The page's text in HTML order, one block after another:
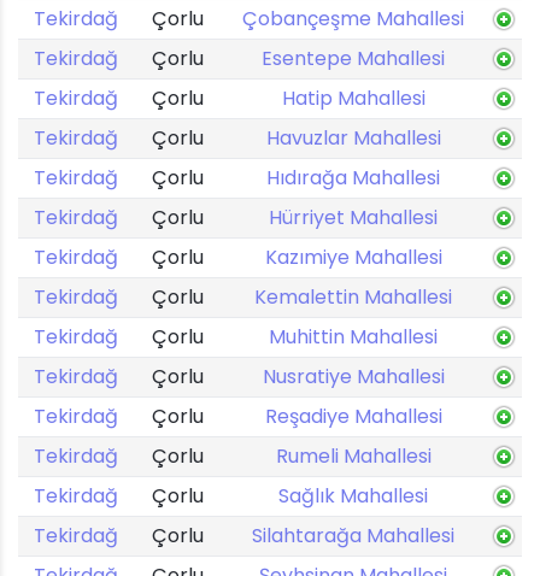
Tekirdağ
Çorlu
Çobançeşme Mahallesi
Tekirdağ
Çorlu
Esentepe Mahallesi
Tekirdağ
Çorlu
Hatip Mahallesi
Tekirdağ
Çorlu
Havuzlar Mahallesi
Tekirdağ
Çorlu
Hıdırağa Mahallesi
Tekirdağ
Çorlu
Hürriyet Mahallesi
Tekirdağ
Çorlu
Kazımiye Mahallesi
Tekirdağ
Çorlu
Kemalettin Mahallesi
Tekirdağ
Çorlu
Muhittin Mahallesi
Tekirdağ
Çorlu
Nusratiye Mahallesi
Tekirdağ
Çorlu
Reşadiye Mahallesi
Tekirdağ
Çorlu
Rumeli Mahallesi
Tekirdağ
Çorlu
Sağlık Mahallesi
Tekirdağ
Çorlu
Silahtarağa Mahallesi